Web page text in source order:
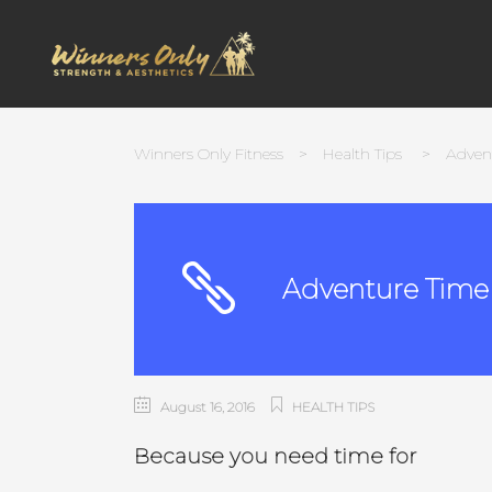
Winners Only Fitness > Health Tips >
Adventure Time
August 16, 2016 HEALTH TIPS
Because you need time for